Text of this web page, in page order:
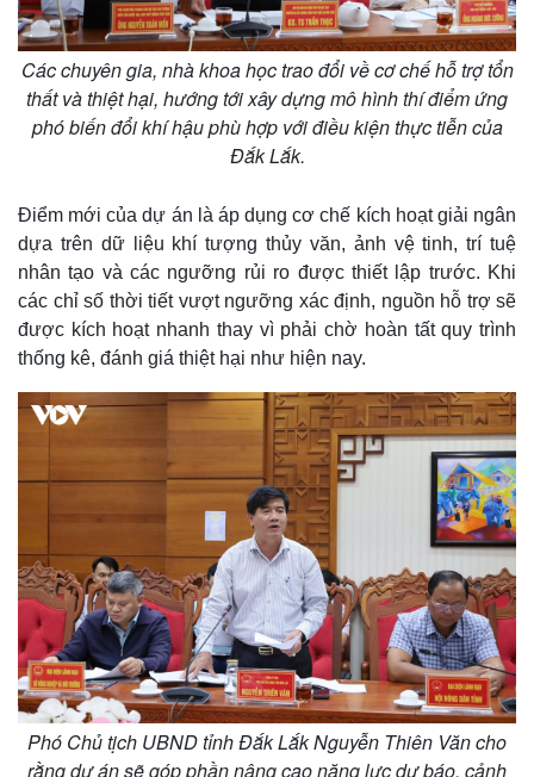
Các chuyên gia, nhà khoa học trao đổi về cơ chế hỗ trợ tổn
thất và thiệt hại, hướng tới xây dựng mô hình thí điểm ứng
phó biến đổi khí hậu phù hợp với điều kiện thực tiễn của
Đắk Lắk.
Điểm mới của dự án là áp dụng cơ chế kích hoạt giải ngân
dựa trên dữ liệu khí tượng thủy văn, ảnh vệ tinh, trí tuệ
nhân tạo và các ngưỡng rủi ro được thiết lập trước. Khi
các chỉ số thời tiết vượt ngưỡng xác định, nguồn hỗ trợ sẽ
được kích hoạt nhanh thay vì phải chờ hoàn tất quy trình
thống kê, đánh giá thiệt hại như hiện nay.
Phó Chủ tịch UBND tỉnh Đắk Lắk Nguyễn Thiên Văn cho
rằng dự án sẽ góp phần nâng cao năng lực dự báo, cảnh